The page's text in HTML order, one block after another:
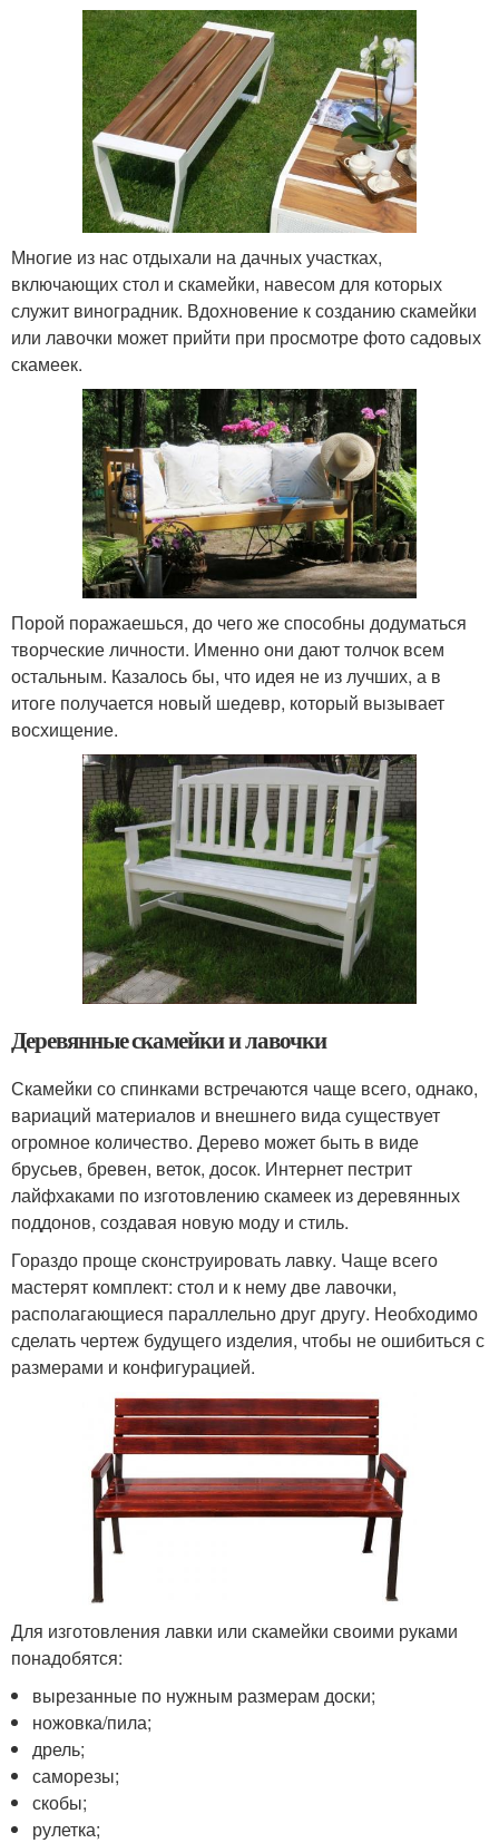
Многие из нас отдыхали на дачных участках,
включающих стол и скамейки, навесом для которых
служит виноградник. Вдохновение к созданию скамейки
или лавочки может прийти при просмотре фото садовых
скамеек.
Порой поражаешься, до чего же способны додуматься
творческие личности. Именно они дают толчок всем
остальным. Казалось бы, что идея не из лучших, а в
итоге получается новый шедевр, который вызывает
восхищение.
Деревянные скамейки и лавочки
Скамейки со спинками встречаются чаще всего, однако,
вариаций материалов и внешнего вида существует
огромное количество. Дерево может быть в виде
брусьев, бревен, веток, досок. Интернет пестрит
лайфхаками по изготовлению скамеек из деревянных
поддонов, создавая новую моду и стиль.
Гораздо проще сконструировать лавку. Чаще всего
мастерят комплект: стол и к нему две лавочки,
располагающиеся параллельно друг другу. Необходимо
сделать чертеж будущего изделия, чтобы не ошибиться с
размерами и конфигурацией.
Для изготовления лавки или скамейки своими руками
понадобятся:
вырезанные по нужным размерам доски;
ножовка/пила;
дрель;
саморезы;
скобы;
рулетка;